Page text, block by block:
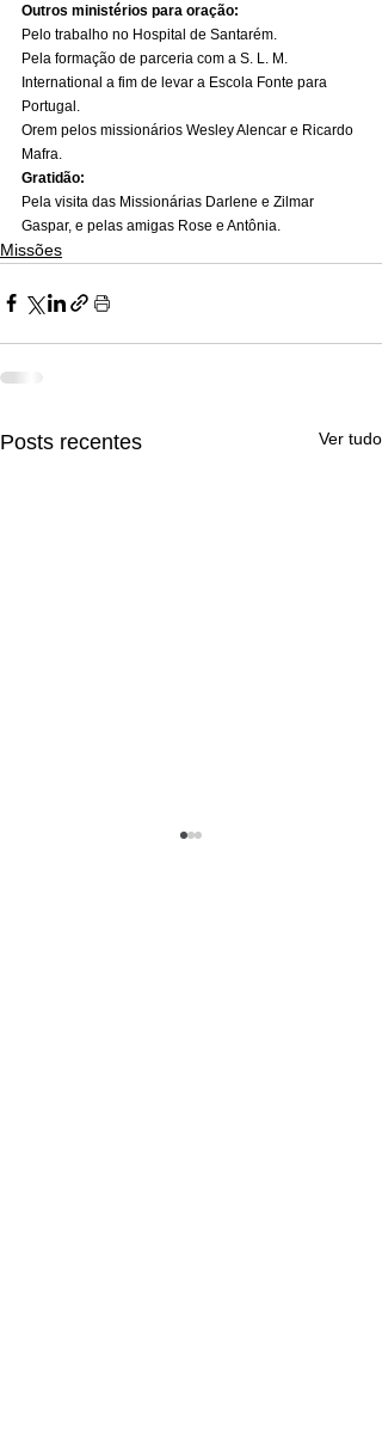
Outros ministérios para oração:
Pelo trabalho no Hospital de Santarém.
Pela formação de parceria com a S. L. M.
International a fim de levar a Escola Fonte para
Portugal.
Orem pelos missionários Wesley Alencar e Ricardo
Mafra.
Gratidão:
Pela visita das Missionárias Darlene e Zilmar
Gaspar, e pelas amigas Rose e Antônia.
Missões
Posts recentes Ver tudo